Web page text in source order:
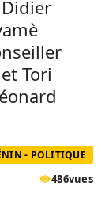
Tori
- POLITIQUE
486vues